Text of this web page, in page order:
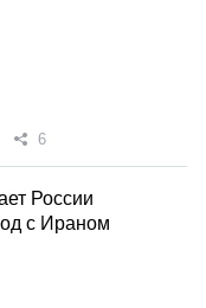
6
России
с Ираном